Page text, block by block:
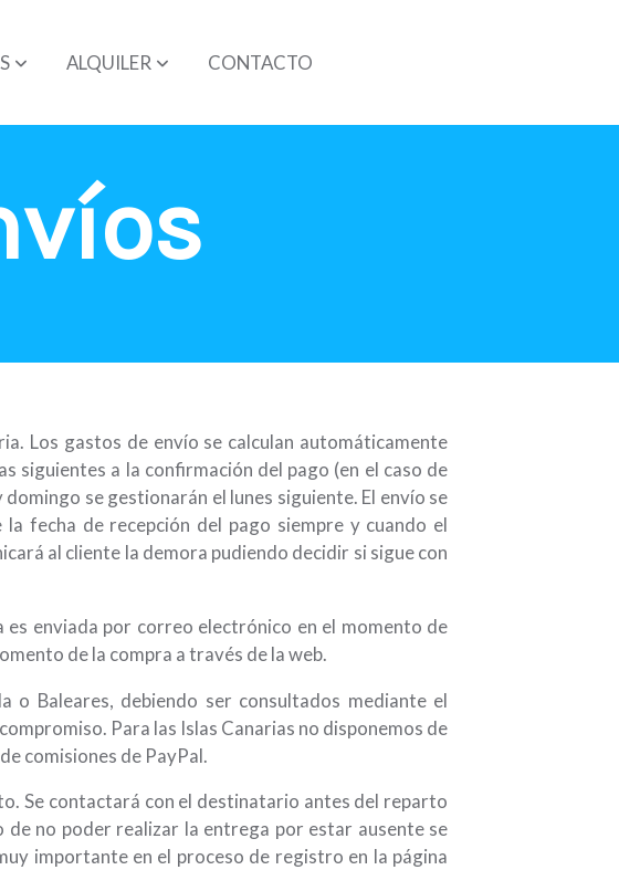
ALQUILER CONTACTO
Los gastos de envío se calculan automáticamente
siguientes a la confirmación del pago (en el caso de
se gestionarán el lunes siguiente. El envío se
fecha de recepción del pago siempre y cuando el
al cliente la demora pudiendo decidir si sigue con
enviada por correo electrónico en el momento de
de la compra a través de la web.
o Baleares, debiendo ser consultados mediante el
Para las Islas Canarias no disponemos de
comisiones de PayPal.
Se contactará con el destinatario antes del reparto
no poder realizar la entrega por estar ausente se
importante en el proceso de registro en la página